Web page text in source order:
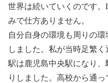
世界は続いていくのです
みで仕方ありません。
自分自身の環境も周りの
しました。私が当時足繁く
駅は鹿児島中央駅になり
りしました。高校から通